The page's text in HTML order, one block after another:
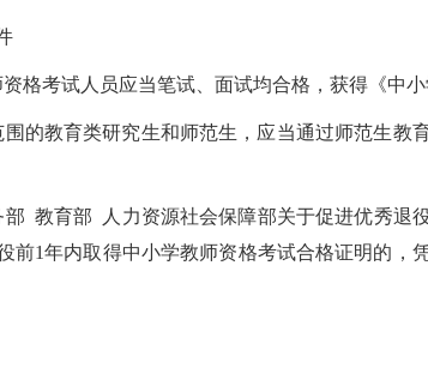
格考试人员应当笔试、面试均合格，获得《中
的教育类研究生和师范生，应当通过师范生教
教育部 人力资源社会保障部关于促进优秀退
前1年内取得中小学教师资格考试合格证明的，